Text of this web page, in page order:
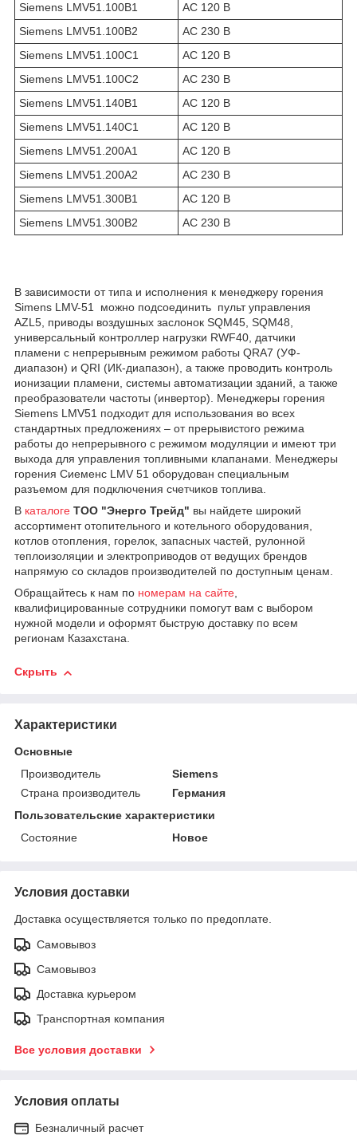
Siemens LMV51.100B1
AC 120 B
Siemens LMV51.100B2
AC 230 B
Siemens LMV51.100C1
AC 120 B
Siemens LMV51.100C2
AC 230 B
Siemens LMV51.140B1
AC 120 B
Siemens LMV51.140C1
AC 120 B
Siemens LMV51.200A1
AC 120 B
Siemens LMV51.200A2
AC 230 B
Siemens LMV51.300B1
AC 120 B
Siemens LMV51.300B2
AC 230 B
В зависимости от типа и исполнения к менеджеру горения
Simens LMV-51 можно подсоединить пульт управления
AZL5, приводы воздушных заслонок SQM45, SQM48,
универсальный контроллер нагрузки RWF40, датчики
пламени с непрерывным режимом работы QRA7 (УФ-
диапазон) и QRI (ИК-диапазон), а также проводить контроль
ионизации пламени, системы автоматизации зданий, а также
преобразователи частоты (инвертор). Менеджеры горения
Siemens LMV51 подходит для использования во всех
стандартных предложениях – от прерывистого режима
работы до непрерывного с режимом модуляции и имеют три
выхода для управления топливными клапанами. Менеджеры
горения Сиеменс LMV 51 оборудован специальным
разъемом для подключения счетчиков топлива.
В каталоге ТОО "Энерго Трейд" вы найдете широкий
ассортимент отопительного и котельного оборудования,
котлов отопления, горелок, запасных частей, рулонной
теплоизоляции и электроприводов от ведущих брендов
напрямую со складов производителей по доступным ценам.
Обращайтесь к нам по номерам на сайте,
квалифицированные сотрудники помогут вам с выбором
нужной модели и оформят быструю доставку по всем
регионам Казахстана.
Скрыть
Характеристики
Основные
Производитель
Siemens
Страна производитель
Германия
Пользовательские характеристики
Состояние
Новое
Условия доставки
Доставка осуществляется только по предоплате.
Самовывоз
Самовывоз
Доставка курьером
Транспортная компания
Все условия доставки
Условия оплаты
Безналичный расчет